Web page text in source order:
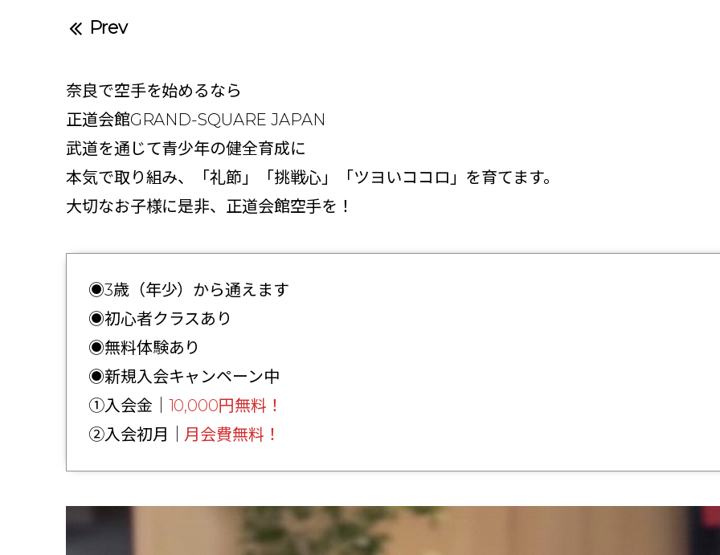
Prev
奈良で空手を始めるなら
正道会館GRAND-SQUARE JAPAN
武道を通じて青少年の健全育成に
本気で取り組み、「礼節」「挑戦心」「ツヨいココロ」を育てます。
大切なお子様に是非、正道会館空手を！
◉3歳（年少）から通えます
◉初心者クラスあり
◉無料体験あり
◉新規入会キャンペーン中
①入会金｜ 10,000円無料！
②入会初月｜ 月会費無料！